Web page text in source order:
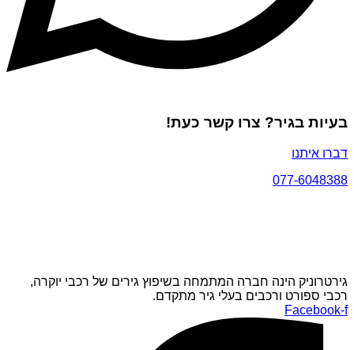
בעיות בגיר? צרו קשר כעת!
דברו איתנו
077-6048388
גירטרוניק הינה חברה המתמחה בשיפוץ גירים של רכבי יוקרה,
רכבי ספורט ורכבים בעלי גיר מתקדם.
Facebook-f